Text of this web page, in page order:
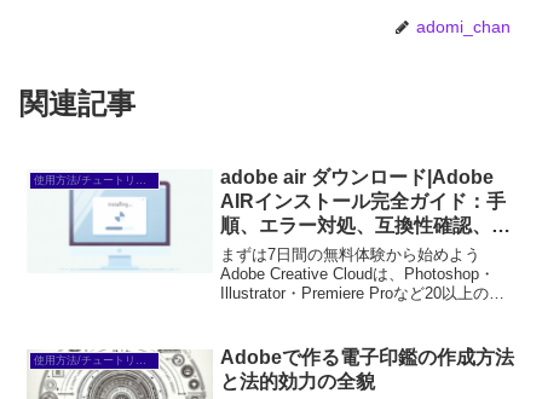
adomi_chan
関連記事
adobe air ダウンロード|Adobe
AIRインストール完全ガイド：手
順、エラー対処、互換性確認、設
定、セキュリティ…
まずは7日間の無料体験から始めよう
Adobe Creative Cloudは、Photoshop・
Illustrator・Premiere Proなど20以上のア
→※...
使用方法/チュートリアル
Adobeで作る電子印鑑の作成方法
と法的効力の全貌